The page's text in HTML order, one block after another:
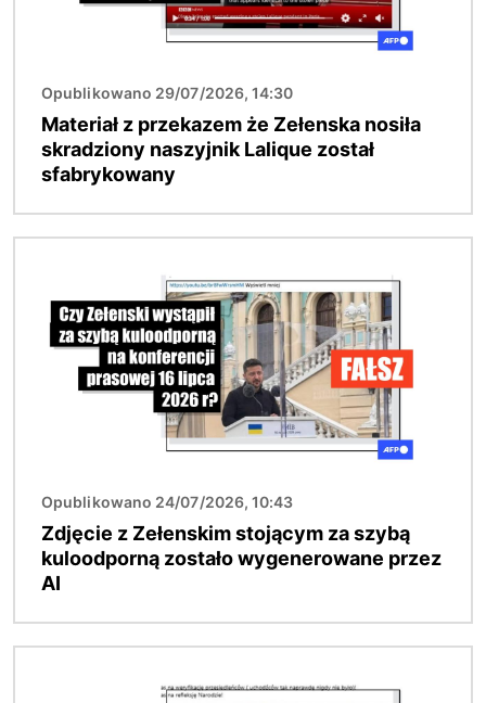
Opublikowano 29/07/2026, 14:30
Materiał z przekazem że Zełenska nosiła
skradziony naszyjnik Lalique został
sfabrykowany
Opublikowano 24/07/2026, 10:43
Zdjęcie z Zełenskim stojącym za szybą
kuloodporną zostało wygenerowane przez
AI